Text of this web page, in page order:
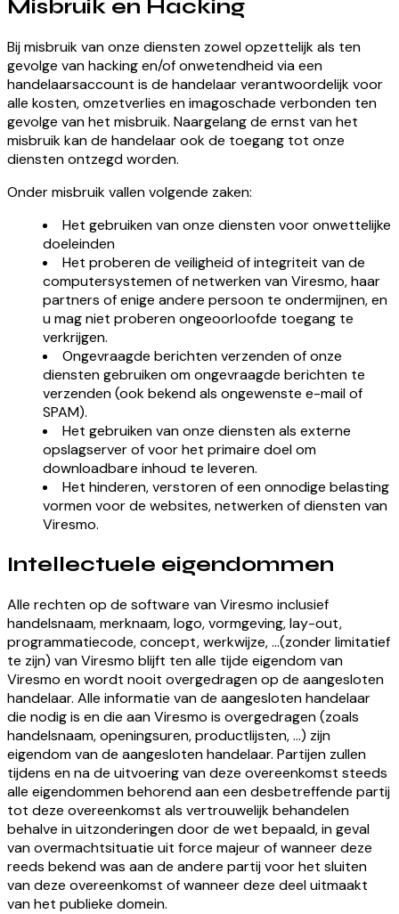
Misbruik en Hacking
Bij misbruik van onze diensten zowel opzettelijk als ten
gevolge van hacking en/of onwetendheid via een
handelaarsaccount is de handelaar verantwoordelijk voor
alle kosten, omzetverlies en imagoschade verbonden ten
gevolge van het misbruik. Naargelang de ernst van het
misbruik kan de handelaar ook de toegang tot onze
diensten ontzegd worden.
Onder misbruik vallen volgende zaken:
Het gebruiken van onze diensten voor onwettelijke
doeleinden
Het proberen de veiligheid of integriteit van de
computersystemen of netwerken van Viresmo, haar
partners of enige andere persoon te ondermijnen, en
u mag niet proberen ongeoorloofde toegang te
verkrijgen.
Ongevraagde berichten verzenden of onze
diensten gebruiken om ongevraagde berichten te
verzenden (ook bekend als ongewenste e-mail of
SPAM).
Het gebruiken van onze diensten als externe
opslagserver of voor het primaire doel om
downloadbare inhoud te leveren.
Het hinderen, verstoren of een onnodige belasting
vormen voor de websites, netwerken of diensten van
Viresmo.
Intellectuele eigendommen
Alle rechten op de software van Viresmo inclusief
handelsnaam, merknaam, logo, vormgeving, lay-out,
programmatiecode, concept, werkwijze, ...(zonder limitatief
te zijn) van Viresmo blijft ten alle tijde eigendom van
Viresmo en wordt nooit overgedragen op de aangesloten
handelaar. Alle informatie van de aangesloten handelaar
die nodig is en die aan Viresmo is overgedragen (zoals
handelsnaam, openingsuren, productlijsten, ...) zijn
eigendom van de aangesloten handelaar. Partijen zullen
tijdens en na de uitvoering van deze overeenkomst steeds
alle eigendommen behorend aan een desbetreffende partij
tot deze overeenkomst als vertrouwelijk behandelen
behalve in uitzonderingen door de wet bepaald, in geval
van overmachtsituatie uit force majeur of wanneer deze
reeds bekend was aan de andere partij voor het sluiten
van deze overeenkomst of wanneer deze deel uitmaakt
van het publieke domein.